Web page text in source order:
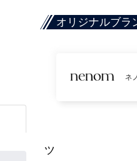
オリジナルブラ
ネ
ツ